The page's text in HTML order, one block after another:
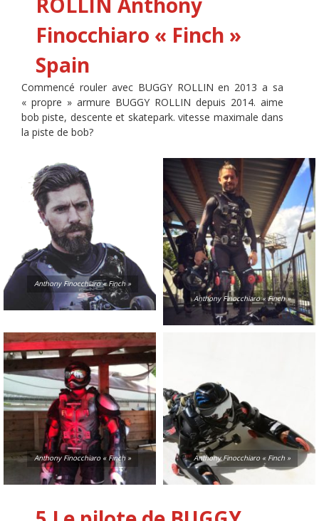
Finocchiaro « Finch »
Spain
Commencé rouler avec BUGGY ROLLIN en 2013 a sa
« propre » armure BUGGY ROLLIN depuis 2014. aime
bob piste, descente et skatepark. vitesse maximale dans
la piste de bob?
Anthony Finocchiaro « Finch »
Anthony Finocchiaro « Finch »
Anthony Finocchiaro « Finch » Anthony Finocchiaro « Finch »